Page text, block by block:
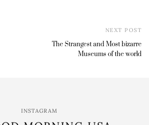
NEXT POST
The Strangest and Most bizarre
Museums of the world
INSTAGRAM